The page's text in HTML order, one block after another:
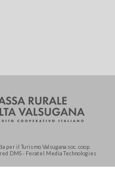
il Turismo Valsugana soc. coop.
DMS - Feratel Media Technologies